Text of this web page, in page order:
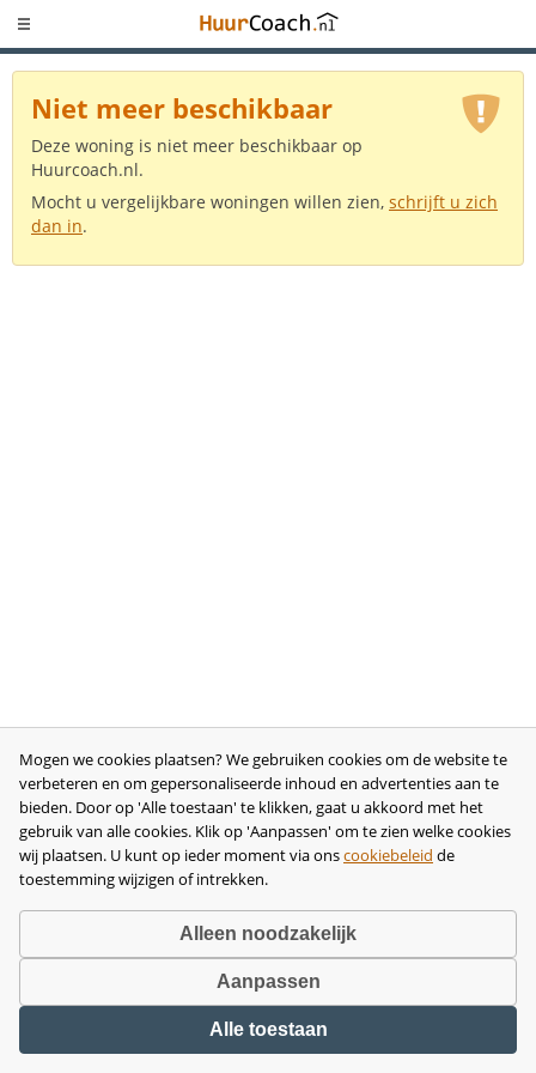
Niet meer beschikbaar
Deze woning is niet meer beschikbaar op
Huurcoach.nl.
Mocht u vergelijkbare woningen willen zien, schrijft u zich
dan in.
disclaimer•privacy- en cookiebeleid
voorwaarden•herroeping•bedrijfsgegevens
Mogen we cookies plaatsen? We gebruiken cookies om de website te
verbeteren en om gepersonaliseerde inhoud en advertenties aan te
bieden. Door op 'Alle toestaan' te klikken, gaat u akkoord met het
gebruik van alle cookies. Klik op 'Aanpassen' om te zien welke cookies
wij plaatsen. U kunt op ieder moment via onscookiebeleid de
toestemming wijzigen of intrekken.
Alleen noodzakelijk
Aanpassen
Alle toestaan